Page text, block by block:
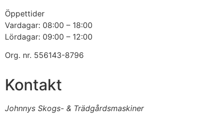
Öppettider
Vardagar: 08:00 – 18:00
Lördagar: 09:00 – 12:00
Org. nr. 556143-8796
Kontakt
Johnnys Skogs- & Trädgårdsmaskiner